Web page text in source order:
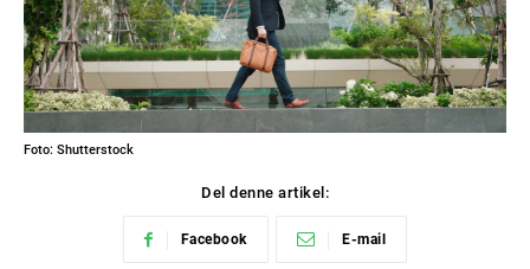
Foto: Shutterstock
Del denne artikel:
Facebook E-mail